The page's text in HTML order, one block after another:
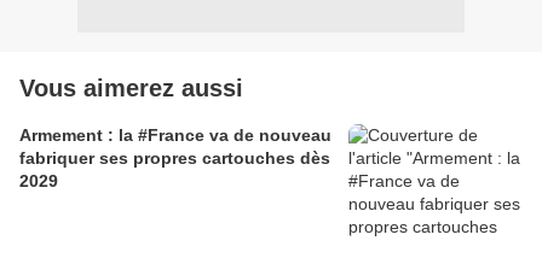
Vous aimerez aussi
Armement : la #France va de nouveau
fabriquer ses propres cartouches dès
2029